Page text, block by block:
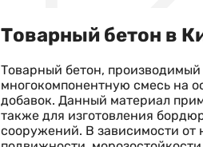
Товарный бетон в
Товарный бетон,
многокомпонентную смесь на
добавок. Данный материал
также для изготовления
сооружений. В зависимости от